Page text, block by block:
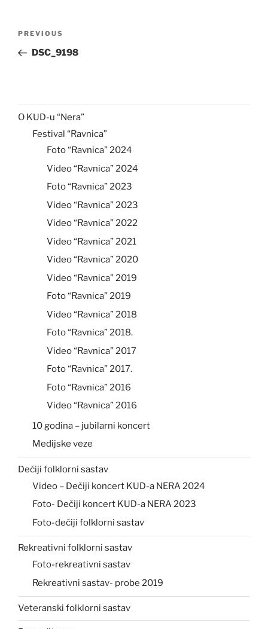
Previous
Post
PREVIOUS
DSC_9198
O KUD-u “Nera”
Festival “Ravnica”
Foto “Ravnica” 2024
Video “Ravnica” 2024
Foto “Ravnica” 2023
Video “Ravnica” 2023
Video “Ravnica” 2022
Video “Ravnica” 2021
Video “Ravnica” 2020
Video “Ravnica” 2019
Foto “Ravnica” 2019
Video “Ravnica” 2018
Foto “Ravnica” 2018.
Video “Ravnica” 2017
Foto “Ravnica” 2017.
Foto “Ravnica” 2016
Video “Ravnica” 2016
10 godina – jubilarni koncert
Medijske veze
Dečiji folklorni sastav
Video – Dečiji koncert KUD-a NERA 2024
Foto- Dečiji koncert KUD-a NERA 2023
Foto-dečiji folklorni sastav
Rekreativni folklorni sastav
Foto-rekreativni sastav
Rekreativni sastav- probe 2019
Veteranski folklorni sastav